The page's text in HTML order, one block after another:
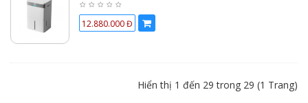
12.880.000 Đ
Hiển thị 1 đến 29 trong 29 (1 Trang)